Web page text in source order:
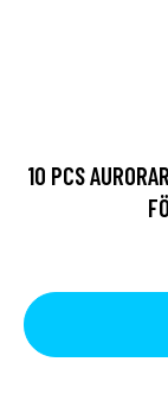
10 PCS